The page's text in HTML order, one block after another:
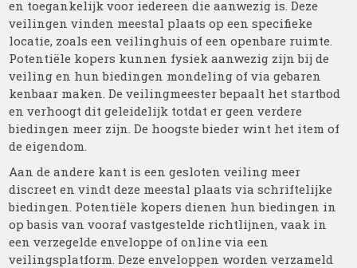
en toegankelijk voor iedereen die aanwezig is. Deze
veilingen vinden meestal plaats op een specifieke
locatie, zoals een veilinghuis of een openbare ruimte.
Potentiële kopers kunnen fysiek aanwezig zijn bij de
veiling en hun biedingen mondeling of via gebaren
kenbaar maken. De veilingmeester bepaalt het startbod
en verhoogt dit geleidelijk totdat er geen verdere
biedingen meer zijn. De hoogste bieder wint het item of
de eigendom.
Aan de andere kant is een gesloten veiling meer
discreet en vindt deze meestal plaats via schriftelijke
biedingen. Potentiële kopers dienen hun biedingen in
op basis van vooraf vastgestelde richtlijnen, vaak in
een verzegelde enveloppe of online via een
veilingsplatform. Deze enveloppen worden verzameld